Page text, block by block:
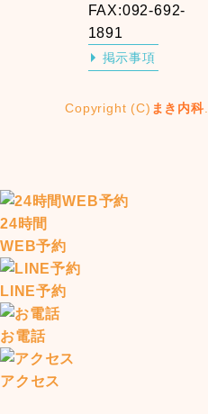
FAX:092-692-
1891
掲示事項
Copyright (C) まき内科
24時間
WEB予約
LINE予約
お電話
アクセス